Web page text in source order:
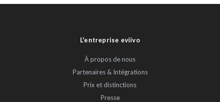
L'entreprise eviivo
À propos de nous
Partenaires & Intégrations
Prix et distinctions
Presse